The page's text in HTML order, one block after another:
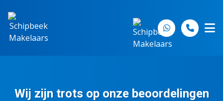
Wij zijn trots op onze beoordelingen